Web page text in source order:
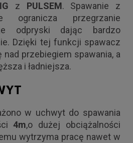
z PULSEM. Spawanie z
ogranicza przegrzanie
odpryski dając bardzo
Dzięki tej funkcji spawacz
przebiegiem spawania, a
i ładniejsza.
w uchwyt do spawania
4m,o dużej obciążalności
wytrzyma pracę nawet w